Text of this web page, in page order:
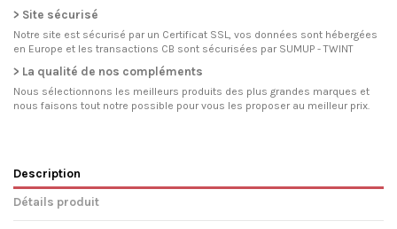
> Site sécurisé
Notre site est sécurisé par un Certificat SSL, vos données sont hébergées
en Europe et les transactions CB sont sécurisées par SUMUP - TWINT
> La qualité de nos compléments
Nous sélectionnons les meilleurs produits des plus grandes marques et
nous faisons tout notre possible pour vous les proposer au meilleur prix.
Description
Détails produit